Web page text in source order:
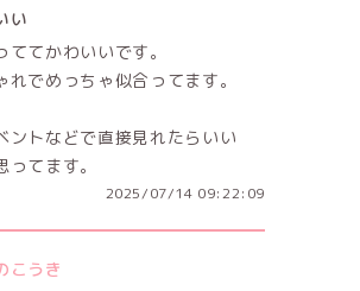
い
ててかわいいです。
れでめっちゃ似合ってます。
ントなどで直接見れたらいい
てます。
2025/07/14 09:22:09
こうき